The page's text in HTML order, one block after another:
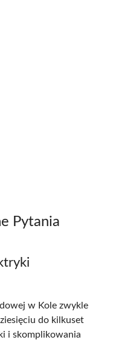
Pytania
w Kole zwykle
do kilkuset
i skomplikowania